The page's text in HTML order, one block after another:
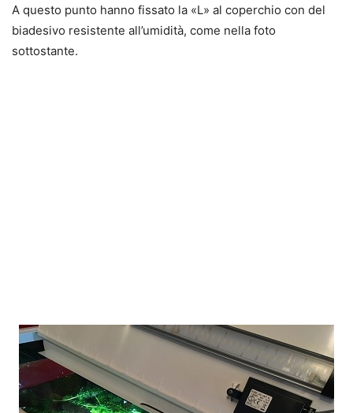
A questo punto hanno fissato la «L» al coperchio con del
biadesivo resistente all’umidità, come nella foto
sottostante.